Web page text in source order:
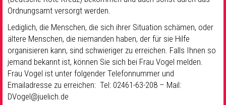
Ordnungsamt versorgt werden.
Lediglich, die Menschen, die sich ihrer Situation schämen, oder
ältere Menschen, die niemanden haben, der für sie Hilfe
organisieren kann, sind schwieriger zu erreichen. Falls Ihnen so
jemand bekannt ist, können Sie sich bei Frau Vogel melden.
Frau Vogel ist unter folgender Telefonnummer und
Emailadresse zu erreichen: Tel: 02461-63-208 – Mail:
DVogel@juelich.de